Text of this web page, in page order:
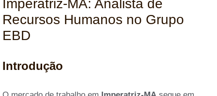
Imperatriz-MA: Analista de
Recursos Humanos no Grupo
EBD
Introdução